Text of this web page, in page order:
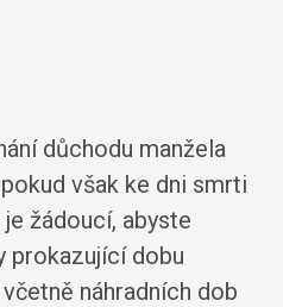
důchodu manžela
však ke dni smrti
žádoucí, abyste
prokazující dobu
náhradních dob